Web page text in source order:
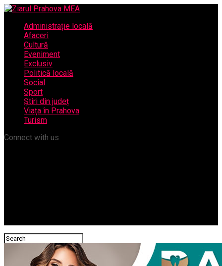
Administrație locală
Afaceri
Cultură
Eveniment
Exclusiv
Politică locală
Social
Sport
Știri din județ
Viața în Prahova
Turism
Connect with us